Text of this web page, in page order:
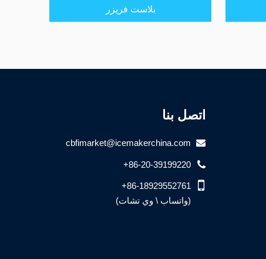
بلاست فريزر
اتصل بنا
cbfimarket@icemakerchina.com
+86-20-39199220
+86-18929552761
(واتساب \ وي تشات)